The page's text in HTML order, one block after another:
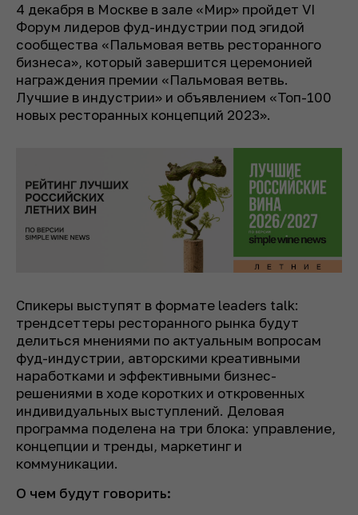
4 декабря в Москве в зале «Мир» пройдет VI
Форум лидеров фуд-индустрии под эгидой
сообщества «Пальмовая ветвь ресторанного
бизнеса», который завершится церемонией
награждения премии «Пальмовая ветвь.
Лучшие в индустрии» и объявлением «Топ-100
новых ресторанных концепций 2023».
Спикеры выступят в формате leaders talk:
трендсеттеры ресторанного рынка будут
делиться мнениями по актуальным вопросам
фуд-индустрии, авторскими креативными
наработками и эффективными бизнес-
решениями в ходе коротких и откровенных
индивидуальных выступлений. Деловая
программа поделена на три блока: управление,
концепции и тренды, маркетинг и
коммуникации.
О чем будут говорить: